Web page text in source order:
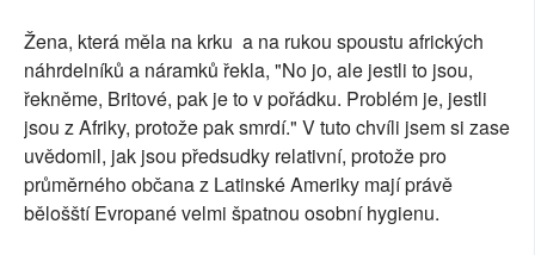
Žena, která měla na krku a na rukou spoustu afrických
náhrdelníků a náramků řekla, "No jo, ale jestli to jsou,
řekněme, Britové, pak je to v pořádku. Problém je, jestli
jsou z Afriky, protože pak smrdí." V tuto chvíli jsem si zase
uvědomil, jak jsou předsudky relativní, protože pro
průměrného občana z Latinské Ameriky mají právě
bělošští Evropané velmi špatnou osobní hygienu.